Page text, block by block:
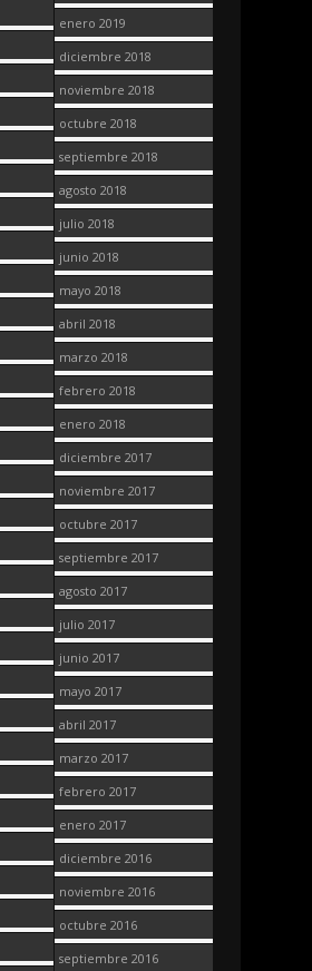
enero 2019
diciembre 2018
noviembre 2018
octubre 2018
septiembre 2018
agosto 2018
julio 2018
junio 2018
mayo 2018
abril 2018
marzo 2018
febrero 2018
enero 2018
diciembre 2017
noviembre 2017
octubre 2017
septiembre 2017
agosto 2017
julio 2017
junio 2017
mayo 2017
abril 2017
marzo 2017
febrero 2017
enero 2017
diciembre 2016
noviembre 2016
octubre 2016
septiembre 2016